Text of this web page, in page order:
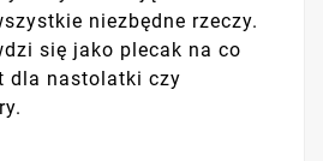
niezbędne rzeczy.
się jako plecak na co
dla nastolatki czy